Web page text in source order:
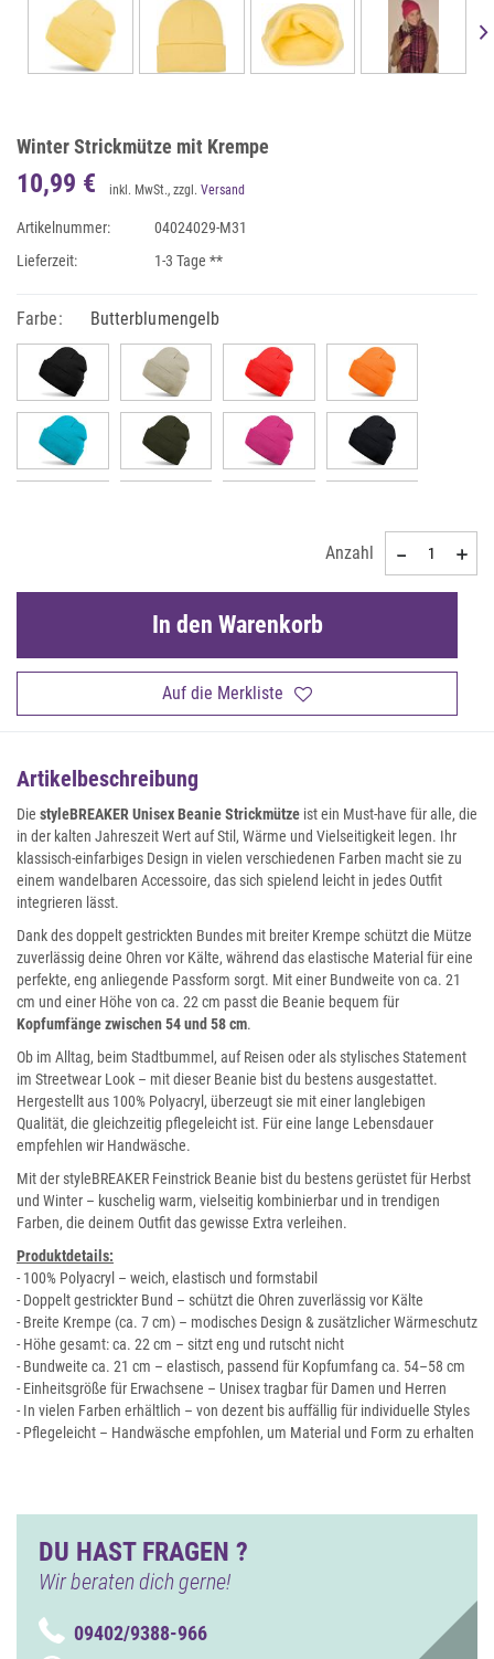
Winter Strickmütze mit Krempe
10,99 € inkl. MwSt., zzgl. Versand
Artikelnummer:
04024029-M31
Lieferzeit:
1-3 Tage **
Farbe: Butterblumengelb
Anzahl
Auf die Merkliste
In den Warenkorb
Artikelbeschreibung
Die styleBREAKER Unisex Beanie Strickmütze ist ein Must-have für alle, die
in der kalten Jahreszeit Wert auf Stil, Wärme und Vielseitigkeit legen. Ihr
klassisch-einfarbiges Design in vielen verschiedenen Farben macht sie zu
einem wandelbaren Accessoire, das sich spielend leicht in jedes Outfit
integrieren lässt.
Dank des doppelt gestrickten Bundes mit breiter Krempe schützt die Mütze
zuverlässig deine Ohren vor Kälte, während das elastische Material für eine
perfekte, eng anliegende Passform sorgt. Mit einer Bundweite von ca. 21
cm und einer Höhe von ca. 22 cm passt die Beanie bequem für
Kopfumfänge zwischen 54 und 58 cm.
Ob im Alltag, beim Stadtbummel, auf Reisen oder als stylisches Statement
im Streetwear Look – mit dieser Beanie bist du bestens ausgestattet.
Hergestellt aus 100% Polyacryl, überzeugt sie mit einer langlebigen
Qualität, die gleichzeitig pflegeleicht ist. Für eine lange Lebensdauer
empfehlen wir Handwäsche.
Mit der styleBREAKER Feinstrick Beanie bist du bestens gerüstet für Herbst
und Winter – kuschelig warm, vielseitig kombinierbar und in trendigen
Farben, die deinem Outfit das gewisse Extra verleihen.
Produktdetails:
- 100% Polyacryl – weich, elastisch und formstabil
- Doppelt gestrickter Bund – schützt die Ohren zuverlässig vor Kälte
- Breite Krempe (ca. 7 cm) – modisches Design & zusätzlicher Wärmeschutz
- Höhe gesamt: ca. 22 cm – sitzt eng und rutscht nicht
- Bundweite ca. 21 cm – elastisch, passend für Kopfumfang ca. 54–58 cm
- Einheitsgröße für Erwachsene – Unisex tragbar für Damen und Herren
- In vielen Farben erhältlich – von dezent bis auffällig für individuelle Styles
- Pflegeleicht – Handwäsche empfohlen, um Material und Form zu erhalten
DU HAST FRAGEN ?
Wir beraten dich gerne!
09402/9388-966